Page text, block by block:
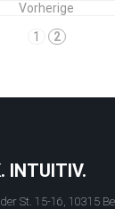
Vorherige
1
2
INTUITIV.
St. 15-16, 10315